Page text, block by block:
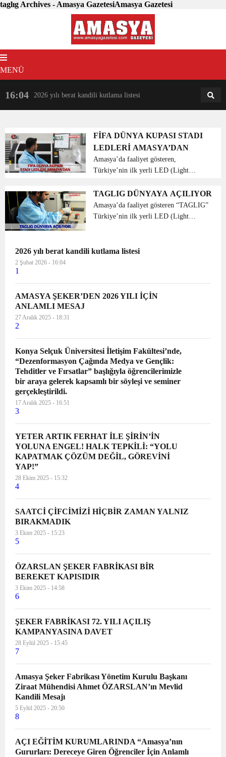
taglıg Archives - Amasya GazetesiAmasya Gazetesi
MENÜ
16:04 2026 yılı berat kandili kutlama listesi 18:31
FİFA DÜNYA KUPASI STADI
LEDLERİ AMASYA’DAN
Amasya’da faaliyet gösteren,
Türkiye’nin ilk yerli LED (Light
2022’de Katar’da yapılacak dünya
kupasının LED ekranlarını üretecek.
İstanbul Hav...
TAGLIG DÜNYAYA AÇILIYOR
Amasya’da faaliyet gösteren “TAGLIG”
Türkiye’nin ilk yerli LED (Light
için LED ekran üretecek. D...
2026 yılı berat kandili kutlama listesi
2 Şubat 2026 - 16:04
1
AMASYA ŞEKER’DEN 2026 YILI İÇİN
ANLAMLI MESAJ
27 Aralık 2025 - 18:31
2
Konya Selçuk Üniversitesi İletişim Fakültesi’nde,
“Dezenformasyon Çağında Medya ve Gençlik:
Tehditler ve Fırsatlar” başlığıyla öğrencilerimizle
bir araya gelerek kapsamlı bir söyleşi ve seminer
gerçekleştirildi.
17 Aralık 2025 - 16:51
3
YETER ARTIK FERHAT İLE ŞİRİN’İN
YOLUNA ENGEL! HALK TEPKİLİ: “YOLU
KAPATMAK ÇÖZÜM DEĞİL, GÖREVİNİ
YAP!”
28 Ekim 2025 - 15:32
4
SAATCİ ÇİFCİMİZİ HİÇBİR ZAMAN YALNIZ
BIRAKMADIK
3 Ekim 2025 - 15:23
5
ÖZARSLAN ŞEKER FABRİKASI BİR
BEREKET KAPISIDIR
3 Ekim 2025 - 14:58
6
ŞEKER FABRİKASI 72. YILI AÇILIŞ
KAMPANYASINA DAVET
28 Eylül 2025 - 15:45
7
Amasya Şeker Fabrikası Yönetim Kurulu Başkanı
Ziraat Mühendisi Ahmet ÖZARSLAN’ın Mevlid
Kandili Mesajı
5 Eylül 2025 - 20:50
8
AÇI EĞİTİM KURUMLARINDA “Amasya’nın
Gururları: Dereceye Giren Öğrenciler İçin Anlamlı